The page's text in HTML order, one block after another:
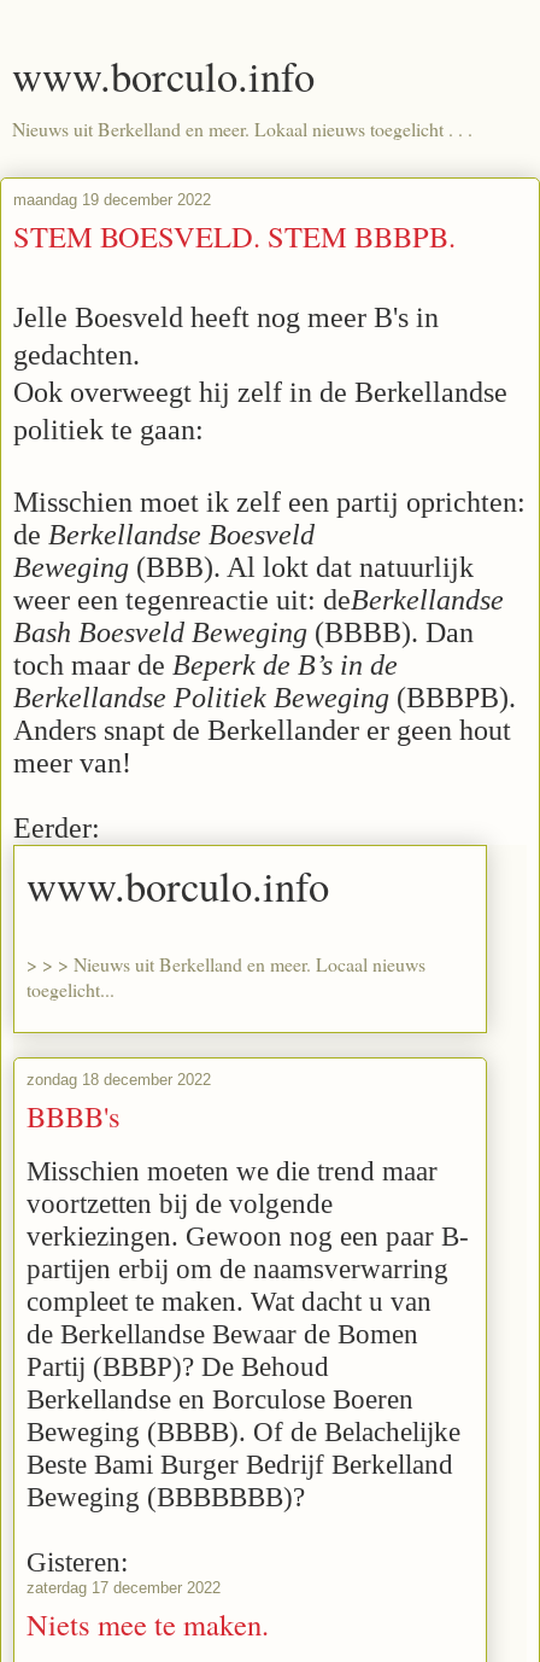
www.borculo.info
Nieuws uit Berkelland en meer. Lokaal nieuws toegelicht . . .
maandag 19 december 2022
STEM BOESVELD. STEM BBBPB.
Jelle Boesveld heeft nog meer B's in
gedachten.
Ook overweegt hij zelf in de Berkellandse
politiek te gaan:
Misschien moet ik zelf een partij oprichten:
de Berkellandse Boesveld
Beweging (BBB). Al lokt dat natuurlijk
weer een tegenreactie uit: deBerkellandse
Bash Boesveld Beweging (BBBB). Dan
toch maar de Beperk de B’s in de
Berkellandse Politiek Beweging (BBBPB).
Anders snapt de Berkellander er geen hout
meer van!
Eerder:
www.borculo.info
> > > Nieuws uit Berkelland en meer. Locaal nieuws
toegelicht...
zondag 18 december 2022
BBBB's
Misschien moeten we die trend maar
voortzetten bij de volgende
verkiezingen. Gewoon nog een paar B-
partijen erbij om de naamsverwarring
compleet te maken. Wat dacht u van
de Berkellandse Bewaar de Bomen
Partij (BBBP)? De Behoud
Berkellandse en Borculose Boeren
Beweging (BBBB). Of de Belachelijke
Beste Bami Burger Bedrijf Berkelland
Beweging (BBBBBBB)?
Gisteren:
zaterdag 17 december 2022
Niets mee te maken.